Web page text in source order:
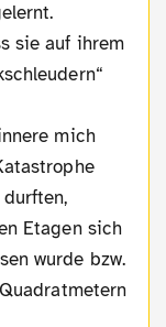
sie auf ihrem
mich
Etagen sich
wurde bzw.